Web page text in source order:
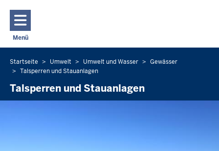
Menü
Navigation aktivieren/deaktivieren: Hauptmenü
Sie
befinden
sich
hier
Startseite Umwelt Umwelt und Wasser
Gewässer
Talsperren und Stauanlagen
Talsperren und Stauanlagen